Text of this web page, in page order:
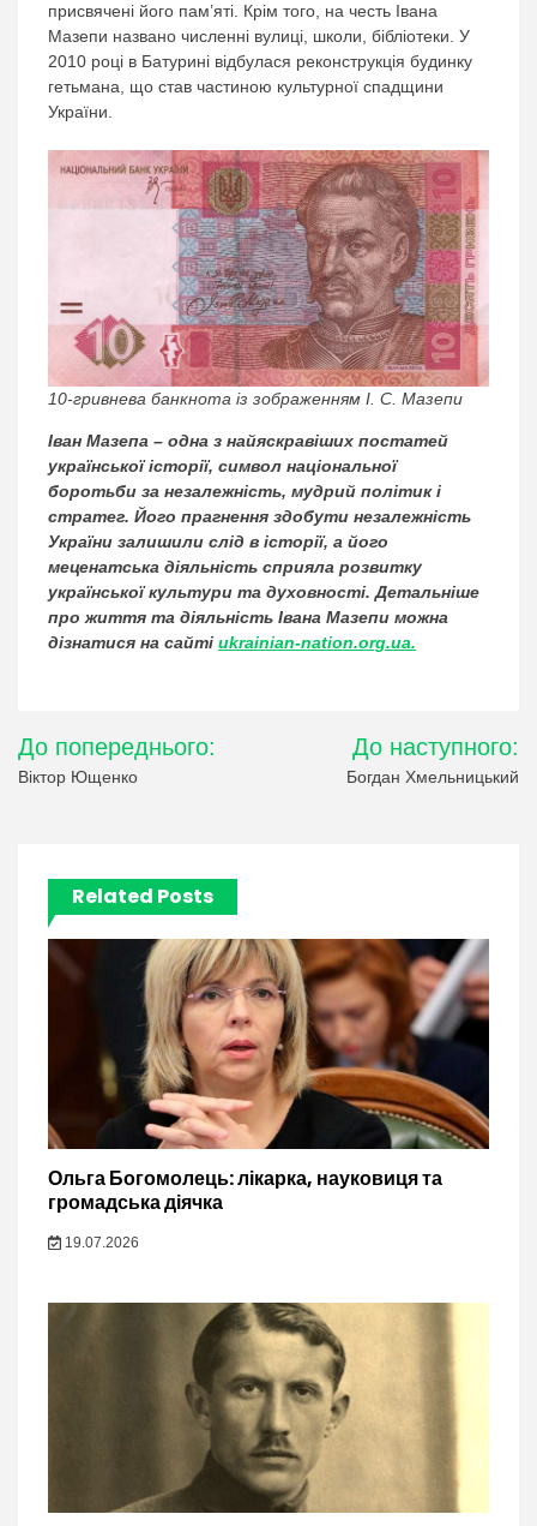
присвячені його пам’яті. Крім того, на честь Івана
Мазепи названо численні вулиці, школи, бібліотеки. У
2010 році в Батурині відбулася реконструкція будинку
гетьмана, що став частиною культурної спадщини
України.
10-гривнева банкнота із зображенням I. C. Мазепи
Іван Мазепа – одна з найяскравіших постатей
української історії, символ національної
боротьби за незалежність, мудрий політик і
стратег. Його прагнення здобути незалежність
України залишили слід в історії, а його
меценатська діяльність сприяла розвитку
української культури та духовності. Детальніше
про життя та діяльність Івана Мазепи можна
дізнатися на сайті ukrainian-nation.org.ua.
Навігація
записів
До попереднього:
Віктор Ющенко
До наступного:
Богдан Хмельницький
Related Posts
Ольга Богомолець: лікарка, науковиця та
громадська діячка
19.07.2026